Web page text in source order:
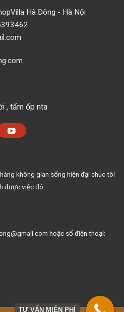
Hà Đông - Hà Nội
, tấm ốp nta
không gian sống hiện đại chúc tôi
được việc đó
hoặc số điện thoại:
TƯ VẤN MIỄN PHÍ